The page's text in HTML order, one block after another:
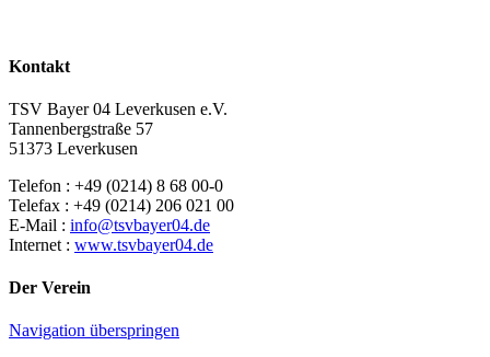
Kontakt
TSV Bayer 04 Leverkusen e.V.
Tannenbergstraße 57
51373 Leverkusen
Telefon : +49 (0214) 8 68 00-0
Telefax : +49 (0214) 206 021 00
E-Mail : info@tsvbayer04.de
Internet : www.tsvbayer04.de
Der Verein
Navigation überspringen